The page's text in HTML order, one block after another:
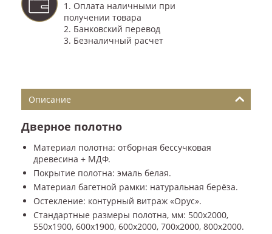
1. Оплата наличными при
получении товара
2. Банковский перевод
3. Безналичный расчет
Описание
Дверное полотно
Материал полотна: отборная бессучковая
древесина + МДФ.
Покрытие полотна: эмаль белая.
Материал багетной рамки: натуральная берёза.
Остекление: контурный витраж «Орус».
Стандартные размеры полотна, мм: 500x2000,
550x1900, 600x1900, 600x2000, 700x2000, 800x2000.